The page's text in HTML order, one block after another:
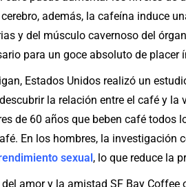
además, la cafeína induce
y del músculo cavernoso del
para un goce absoluto de placer
Estados Unidos realizó un
la relación entre el café y la
de 60 años que beben café todos
En los hombres, la investigación
sexual, lo que reduce la
del amor y la amistad SF Bay